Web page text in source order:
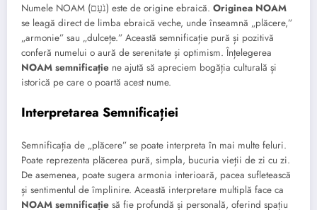
Numele NOAM (נֹעַם) este de origine ebraică. Originea NOAM
se leagă direct de limba ebraică veche, unde înseamnă „plăcere,”
„armonie” sau „dulcețe.” Această semnificație pură și pozitivă
conferă numelui o aură de serenitate și optimism. Înțelegerea
NOAM semnificație ne ajută să apreciem bogăția culturală și
istorică pe care o poartă acest nume.
Interpretarea Semnificației
Semnificația de „plăcere” se poate interpreta în mai multe feluri.
Poate reprezenta plăcerea pură, simpla, bucuria vieții de zi cu zi.
De asemenea, poate sugera armonia interioară, pacea sufletească
și sentimentul de împlinire. Această interpretare multiplă face ca
NOAM semnificație să fie profundă și personală, oferind spațiu